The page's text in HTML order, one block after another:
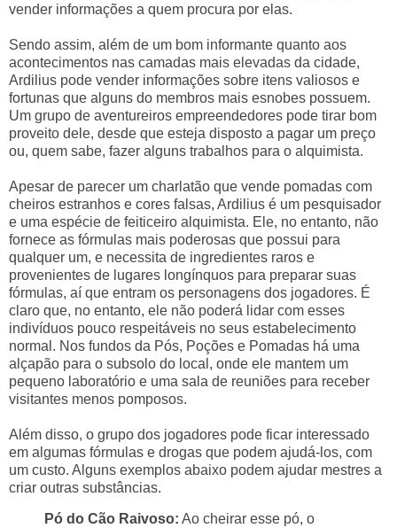
vender informações a quem procura por elas.
Sendo assim, além de um bom informante quanto aos
acontecimentos nas camadas mais elevadas da cidade,
Ardilius pode vender informações sobre itens valiosos e
fortunas que alguns do membros mais esnobes possuem.
Um grupo de aventureiros empreendedores pode tirar bom
proveito dele, desde que esteja disposto a pagar um preço
ou, quem sabe, fazer alguns trabalhos para o alquimista.
Apesar de parecer um charlatão que vende pomadas com
cheiros estranhos e cores falsas, Ardilius é um pesquisador
e uma espécie de feiticeiro alquimista. Ele, no entanto, não
fornece as fórmulas mais poderosas que possui para
qualquer um, e necessita de ingredientes raros e
provenientes de lugares longínquos para preparar suas
fórmulas, aí que entram os personagens dos jogadores. É
claro que, no entanto, ele não poderá lidar com esses
indivíduos pouco respeitáveis no seus estabelecimento
normal. Nos fundos da Pós, Poções e Pomadas há uma
alçapão para o subsolo do local, onde ele mantem um
pequeno laboratório e uma sala de reuniões para receber
visitantes menos pomposos.
Além disso, o grupo dos jogadores pode ficar interessado
em algumas fórmulas e drogas que podem ajudá-los, com
um custo. Alguns exemplos abaixo podem ajudar mestres a
criar outras substâncias.
Pó do Cão Raivoso: Ao cheirar esse pó, o